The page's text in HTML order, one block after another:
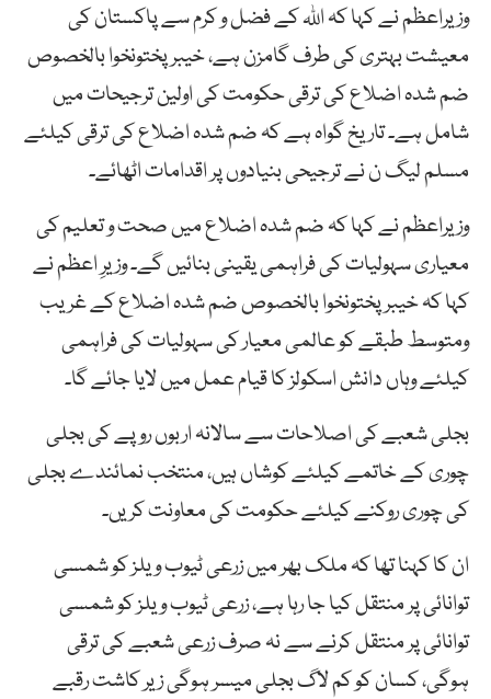
وزیراعظم نے کہا کہ اللہ کے فضل و کرم سے پاکستان کی
معیشت بہتری کی طرف گامزن ہے، خیبر پختونخوا بالخصوص
ضم شدہ اضلاع کی ترقی حکومت کی اولین ترجیحات میں
شامل ہے۔ تاریخ گواہ ہے کہ ضم شدہ اضلاع کی ترقی کیلئے
مسلم لیگ ن نے ترجیحی بنیادوں پر اقدامات اٹھائے۔
وزیراعظم نے کہا کہ ضم شدہ اضلاع میں صحت و تعلیم کی
معیاری سہولیات کی فراہمی یقینی بنائیں گے۔ وزیرِ اعظم نے
کہا کہ خیبر پختونخوا بالخصوص ضم شدہ اضلاع کے غریب
ومتوسط طبقے کو عالمی معیار کی سہولیات کی فراہمی
کیلئے وہاں دانش اسکولز کا قیام عمل میں لایا جائے گا۔
بجلی شعبے کی اصلاحات سے سالانہ اربوں روپے کی بجلی
چوری کے خاتمے کیلئے کوشاں ہیں، منتخب نمائندے بجلی
کی چوری روکنے کیلئے حکومت کی معاونت کریں۔
ان کا کہنا تھا کہ ملک بھر میں زرعی ٹیوب ویلز کو شمسی
توانائی پر منتقل کیا جا رہا ہے، زرعی ٹیوب ویلز کو شمسی
توانائی پر منتقل کرنے سے نہ صرف زرعی شعبے کی ترقی
ہوگی، کسان کو کم لاگ بجلی میسر ہوگی زیر کاشت رقبے